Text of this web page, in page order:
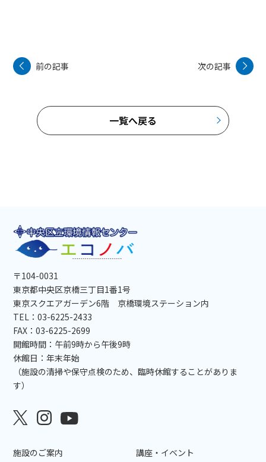
前の記事 次の記事
一覧へ戻る
〒104-0031
東京都中央区京橋三丁目1番1号
東京スクエアガーデン6階 京橋環境ステーション内
TEL：03-6225-2433
FAX：03-6225-2699
開館時間：午前9時から午後9時
休館日：年末年始
（施設の清掃や保守点検のため、臨時休館することがありま
す）
施設のご案内 講座・イベント